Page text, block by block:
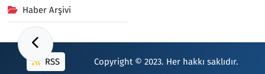
Haber Arşivi
RSS Copyright © 2023. Her hakkı saklıdır.